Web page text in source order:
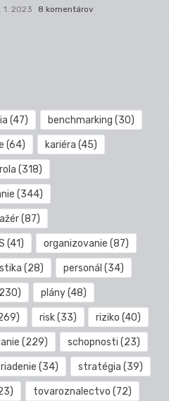
1. 2023 8 komentárov
(47) benchmarking (30)
(64) kariéra (45)
(318)
(344)
(87)
(41) organizovanie (87)
(28) personál (34)
plány(48)
risk(33) riziko (40)
(229) schopnosti (23)
(34) stratégia (39)
tovaroznalectvo (72)